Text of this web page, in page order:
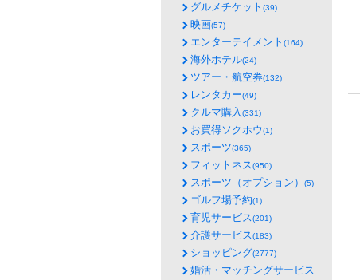
グルメチケット (39)
映画(57)
エンターテイメント (164)
海外ホテル(24)
ツアー・航空券(132)
レンタカー(49)
クルマ購入(331)
お買得ソクホウ(1)
スポーツ(365)
フィットネス(950)
スポーツ（オプション） (5)
ゴルフ場予約(1)
育児サービス(201)
介護サービス(183)
ショッピング(2777)
婚活・マッチングサービス